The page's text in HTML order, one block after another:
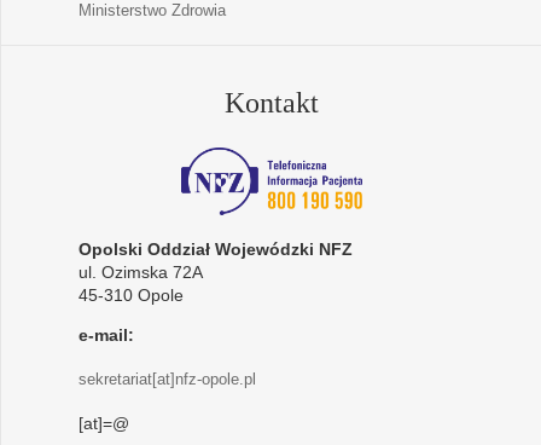
Ministerstwo Zdrowia
Kontakt
Opolski Oddział Wojewódzki NFZ
ul. Ozimska 72A
45-310 Opole
e-mail:
sekretariat[at]nfz-opole.pl
[at]=@